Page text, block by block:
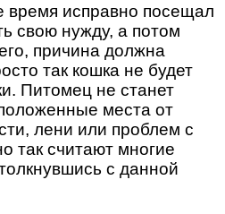
время исправно посещал
свою нужду, а потом
причина должна
так кошка не будет
Питомец не станет
места от
лени или проблем с
так считают многие
с данной